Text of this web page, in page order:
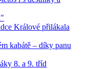
Králové přilákala
kabátě – díky panu
8. a 9. tříd